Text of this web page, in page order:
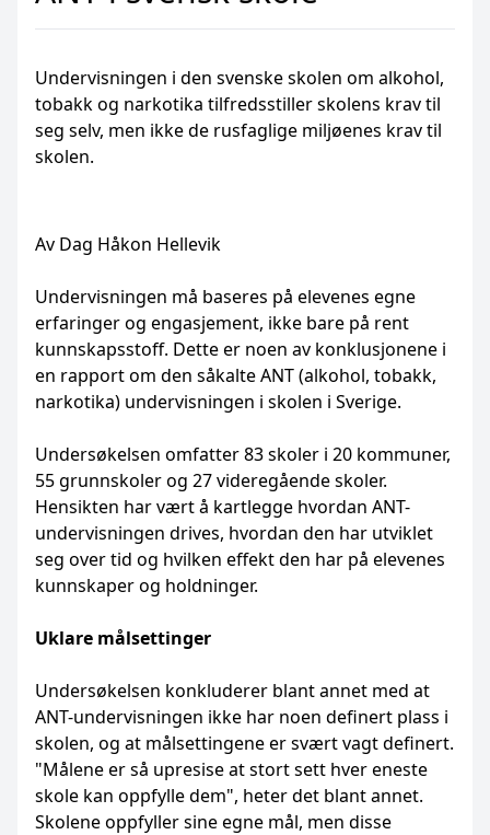
Undervisningen i den svenske skolen om alkohol,
tobakk og narkotika tilfredsstiller skolens krav til
seg selv, men ikke de rusfaglige miljøenes krav til
skolen.
Av Dag Håkon Hellevik
Undervisningen må baseres på elevenes egne
erfaringer og engasjement, ikke bare på rent
kunnskapsstoff. Dette er noen av konklusjonene i
en rapport om den såkalte ANT (alkohol, tobakk,
narkotika) undervisningen i skolen i Sverige.
Undersøkelsen omfatter 83 skoler i 20 kommuner,
55 grunnskoler og 27 videregående skoler.
Hensikten har vært å kartlegge hvordan ANT-
undervisningen drives, hvordan den har utviklet
seg over tid og hvilken effekt den har på elevenes
kunnskaper og holdninger.
Uklare målsettinger
Undersøkelsen konkluderer blant annet med at
ANT-undervisningen ikke har noen definert plass i
skolen, og at målsettingene er svært vagt definert.
"Målene er så upresise at stort sett hver eneste
skole kan oppfylle dem", heter det blant annet.
Skolene oppfyller sine egne mål, men disse